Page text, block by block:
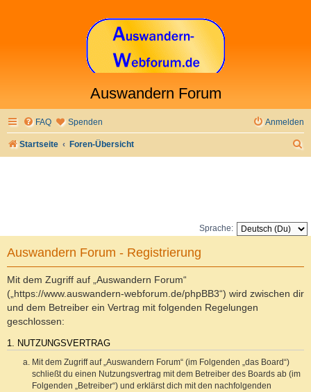
Auswandern Forum
FAQ Spenden Anmelden
Startseite Foren-Übersicht
Sprache:
Auswandern Forum - Registrierung
Mit dem Zugriff auf „Auswandern Forum“
(„https://www.auswandern-webforum.de/phpBB3“) wird zwischen dir
und dem Betreiber ein Vertrag mit folgenden Regelungen
geschlossen:
1. NUTZUNGSVERTRAG
Mit dem Zugriff auf „Auswandern Forum“ (im Folgenden „das Board“)
schließt du einen Nutzungsvertrag mit dem Betreiber des Boards ab (im
Folgenden „Betreiber“) und erklärst dich mit den nachfolgenden